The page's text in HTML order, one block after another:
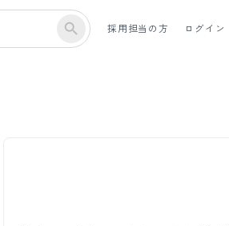
採用担当の方 ログイン